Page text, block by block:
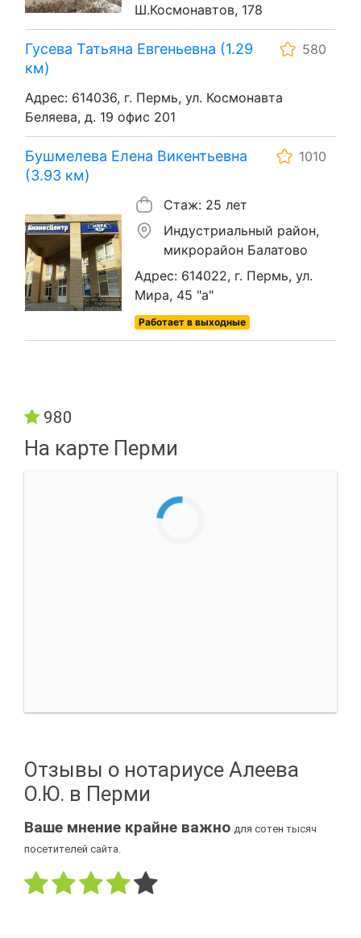
Ш.Космонавтов, 178
Гусева Татьяна Евгеньевна (1.29
км)
580
Адрес: 614036, г. Пермь, ул. Космонавта
Беляева, д. 19 офис 201
Бушмелева Елена Викентьевна
(3.93 км)
1010
Стаж: 25 лет
Индустриальный район,
микрорайон Балатово
Адрес: 614022, г. Пермь, ул.
Мира, 45 "а"
Работает в выходные
980
На карте Перми
Отзывы о нотариусе Алеева
О.Ю. в Перми
Ваше мнение крайне важно для сотен тысяч
посетителей сайта.